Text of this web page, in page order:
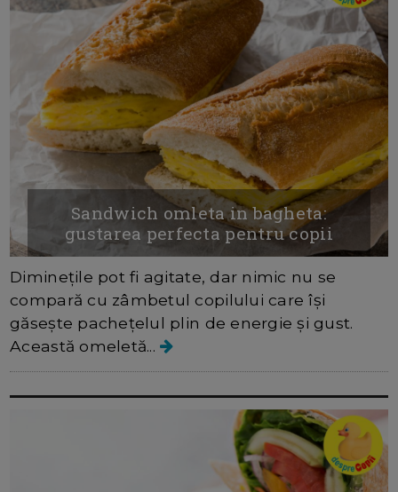
Sandwich omleta in bagheta:
gustarea perfecta pentru copii
Diminețile pot fi agitate, dar nimic nu se
compară cu zâmbetul copilului care își
găsește pachețelul plin de energie și gust.
Această omeletă...